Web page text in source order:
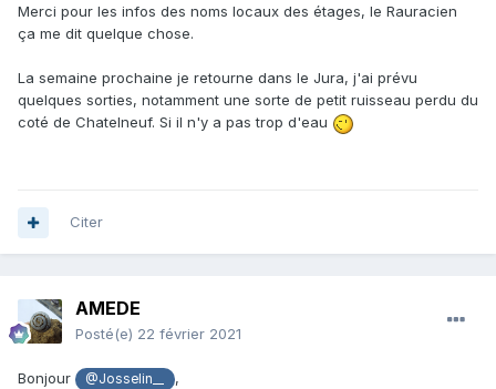
Merci pour les infos des noms locaux des étages, le Rauracien
ça me dit quelque chose.
La semaine prochaine je retourne dans le Jura, j'ai prévu
quelques sorties, notamment une sorte de petit ruisseau perdu du
coté de Chatelneuf. Si il n'y a pas trop d'eau
Citer
AMEDE
Posté(e) 22 février 2021
Bonjour @Josselin__
,